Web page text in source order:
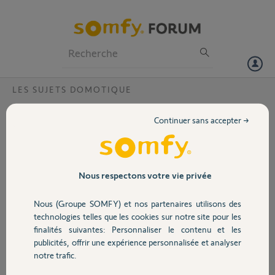
Volet
Sécurité
Domotique
LES SUJETS DOMOTIQUE
Thermostat connecté , thermotat ZWAVE
Je suis propriétaire de produit SOMFY ( porte de garage io, alarme
protexial, caméra, et depuis peux tahoma + clé Zwave + thermostat
Je suis détenteur également d'une chaudiére FRISQUET
HYDROMOTRIX. J'aimerais connecté ma chaudiére à ma domotique
SOMFY via le nouveau thermostat connecté sans file + contact sec
sur ma chaudiére. J'ai lu pas mal de chose qui indique que le
Nous respectons votre vie privée
Nous (Groupe SOMFY) et nos partenaires utilisons des
technologies telles que les cookies sur notre site pour les
finalités suivantes: Personnaliser le contenu et les
publicités, offrir une expérience personnalisée et analyser
notre trafic.
Continuer sans accepter →